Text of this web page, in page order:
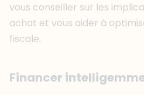
vous conseiller sur les
achat et vous aider à
fiscale.
Financer